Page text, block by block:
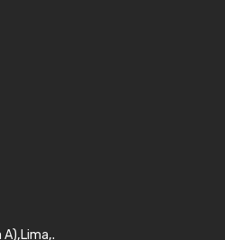
A),Lima,.